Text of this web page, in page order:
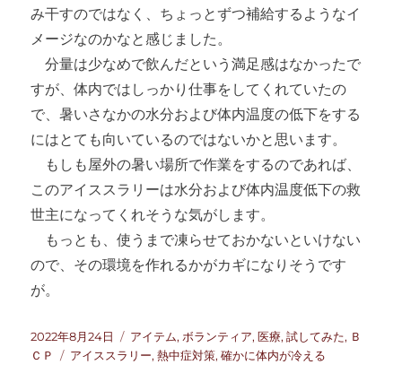
み干すのではなく、ちょっとずつ補給するようなイ
メージなのかなと感じました。
分量は少なめで飲んだという満足感はなかったで
すが、体内ではしっかり仕事をしてくれていたの
で、暑いさなかの水分および体内温度の低下をする
にはとても向いているのではないかと思います。
もしも屋外の暑い場所で作業をするのであれば、
このアイススラリーは水分および体内温度低下の救
世主になってくれそうな気がします。
もっとも、使うまで凍らせておかないといけない
ので、その環境を作れるかがカギになりそうです
が。
投
稿
2022年8月24日
カ
テ
アイテム, ボランティア,医療,試してみた, Ｂ
ＣＰ
タ
アイススラリー,熱中症対策,確かに体内が冷える